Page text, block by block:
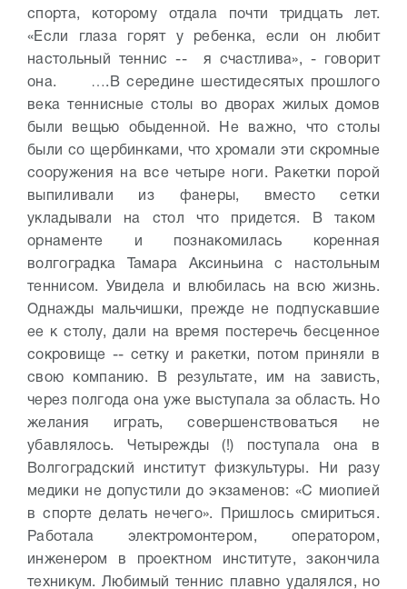
спорта, которому отдала почти тридцать лет.
«Если глаза горят у ребенка, если он любит
настольный теннис -- я счастлива», - говорит
она.
….В середине шестидесятых прошлого
века теннисные столы во дворах жилых домов
были вещью обыденной. Не важно, что столы
были со щербинками, что хромали эти скромные
сооружения на все четыре ноги. Ракетки порой
выпиливали из фанеры, вместо сетки
укладывали на стол что придется. В таком
орнаменте и познакомилась коренная
волгоградка Тамара Аксиньина с настольным
теннисом. Увидела и влюбилась на всю жизнь.
Однажды мальчишки, прежде не подпускавшие
ее к столу, дали на время постеречь бесценное
сокровище -- сетку и ракетки, потом приняли в
свою компанию. В результате, им на зависть,
через полгода она уже выступала за область. Но
желания играть, совершенствоваться не
убавлялось. Четырежды (!) поступала она в
Волгоградский институт физкультуры. Ни разу
медики не допустили до экзаменов: «С миопией
в спорте делать нечего». Пришлось смириться.
Работала электромонтером, оператором,
инженером в проектном институте, закончила
техникум. Любимый теннис плавно удалялся, но